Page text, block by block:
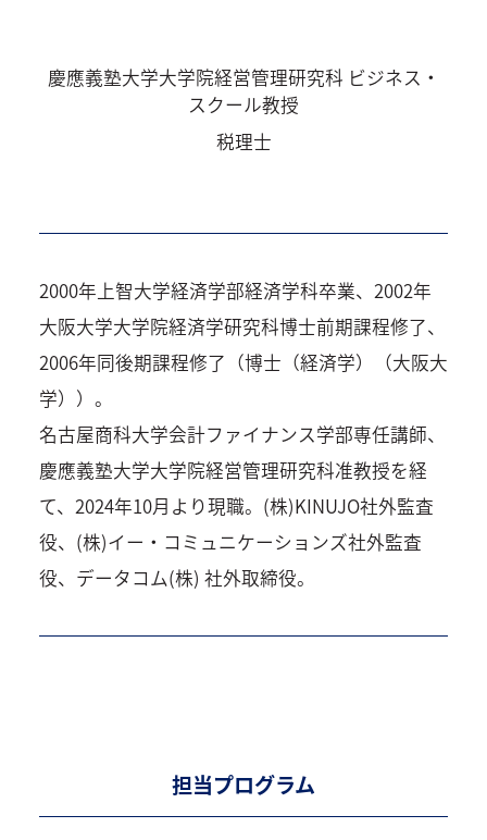
慶應義塾大学大学院経営管理研究科 ビジネス・
スクール教授
税理士
2000年上智大学経済学部経済学科卒業、2002年
大阪大学大学院経済学研究科博士前期課程修了、
2006年同後期課程修了（博士（経済学）（大阪大
学））。
名古屋商科大学会計ファイナンス学部専任講師、
慶應義塾大学大学院経営管理研究科准教授を経
て、2024年10月より現職。(株)KINUJO社外監査
役、(株)イー・コミュニケーションズ社外監査
役、データコム(株) 社外取締役。
担当プログラム